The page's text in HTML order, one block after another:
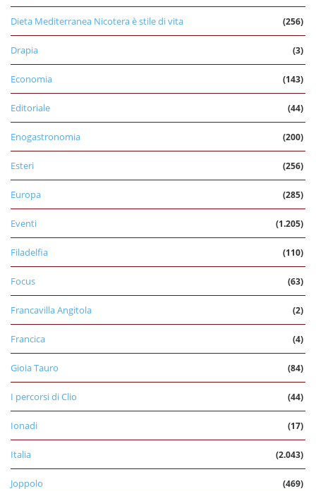
Dieta Mediterranea Nicotera è stile di vita (256)
Drapia (3)
Economia (143)
Editoriale (44)
Enogastronomia (200)
Esteri (256)
Europa (285)
Eventi (1.205)
Filadelfia (110)
Focus (63)
Francavilla Angitola (2)
Francica (4)
Gioia Tauro (84)
I percorsi di Clio (44)
Ionadi (17)
Italia (2.043)
Joppolo (469)